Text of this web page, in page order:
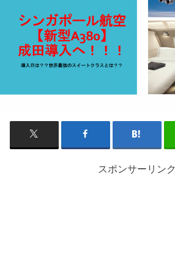
スポンサーリンク